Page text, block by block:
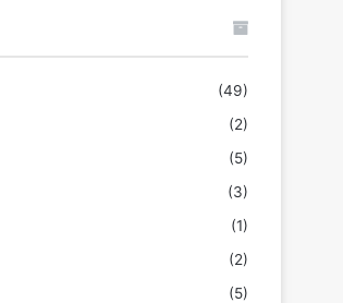
(49)
(2)
(5)
(3)
(1)
(2)
(5)